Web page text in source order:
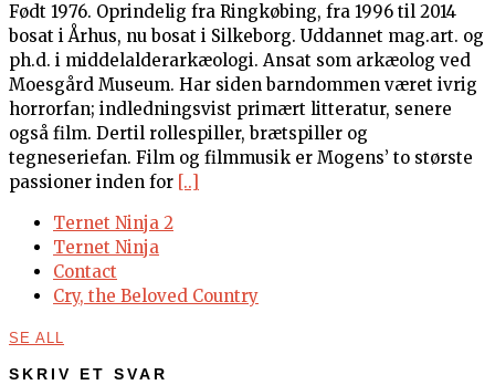
Født 1976. Oprindelig fra Ringkøbing, fra 1996 til 2014
bosat i Århus, nu bosat i Silkeborg. Uddannet mag.art. og
ph.d. i middelalderarkæologi. Ansat som arkæolog ved
Moesgård Museum. Har siden barndommen været ivrig
horrorfan; indledningsvist primært litteratur, senere
også film. Dertil rollespiller, brætspiller og
tegneseriefan. Film og filmmusik er Mogens’ to største
passioner inden for [..]
Ternet Ninja 2
Ternet Ninja
Contact
Cry, the Beloved Country
SE ALL
SKRIV ET SVAR